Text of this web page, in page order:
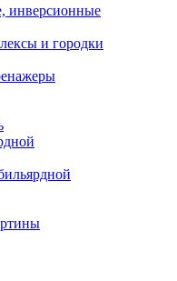
инверсионные
и городки